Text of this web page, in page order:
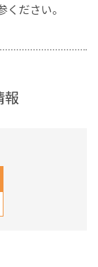
ださい。
報